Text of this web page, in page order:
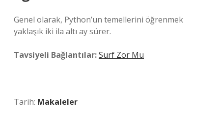
Genel olarak, Python’un temellerini öğrenmek
yaklaşık iki ila altı ay sürer.
Tavsiyeli Bağlantılar:Surf Zor Mu
Tarih: Makaleler